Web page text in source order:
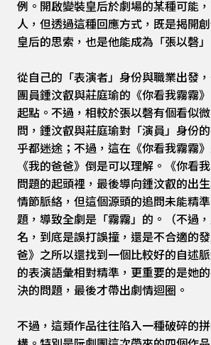
例。開啟變裝皇后於劇場的某種可能
人，但透過這種回應方式，既是揭開
皇后的思索，也是他能成為「張以磬
從自己的「表演者」身份與職業出發
團員鍾汶叡與莊庭瑜的《你看我霧霧
起點。不過，相較於張以磬有個看似
問，鍾汶叡與莊庭瑜對「演員」身份
乎都迷途；不過，這在《你看我霧霧
《我的爸爸》倒是可以理解。《你看
問題的起頭裡，最後導向鍾汶叡的出
情節脈絡，但這個源頭的追問未能精
題，導致全劇是「霧霧」的。（不過
名，到底是誤打誤撞，還是不合適的
爸》之所以還找到一個比較好的自述
的表演語彙相對精準，更重要的是她
決的問題，最後才帶出劇情迴圈。
不過，這類作品往往陷入一種破碎的